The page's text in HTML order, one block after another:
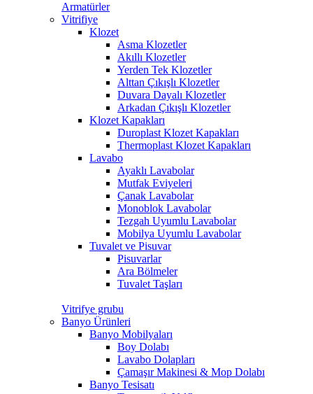
Armatürler
Vitrifiye
Klozet
Asma Klozetler
Akıllı Klozetler
Yerden Tek Klozetler
Alttan Çıkışlı Klozetler
Duvara Dayalı Klozetler
Arkadan Çıkışlı Klozetler
Klozet Kapakları
Duroplast Klozet Kapakları
Thermoplast Klozet Kapakları
Lavabo
Ayaklı Lavabolar
Mutfak Eviyeleri
Çanak Lavabolar
Monoblok Lavabolar
Tezgah Uyumlu Lavabolar
Mobilya Uyumlu Lavabolar
Tuvalet ve Pisuvar
Pisuvarlar
Ara Bölmeler
Tuvalet Taşları
Vitrifye grubu
Banyo Ürünleri
Banyo Mobilyaları
Boy Dolabı
Lavabo Dolapları
Çamaşır Makinesi & Mop Dolabı
Banyo Tesisatı